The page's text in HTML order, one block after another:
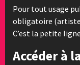
Pour tout usage
obligatoire
C’est la petite
Accéder à